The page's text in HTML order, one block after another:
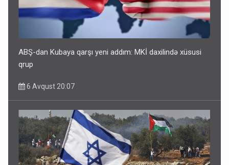
ABŞ-dan Kubaya qarşı yeni addım: MKİ daxilində xüsusi
qrup
6 Avqust 20:07